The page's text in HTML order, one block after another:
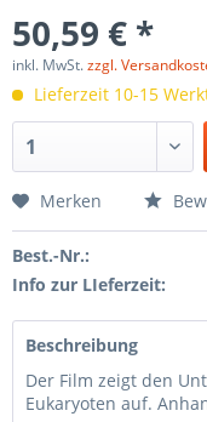
50,59 € *
inkl. MwSt.zzgl.
Lieferzeit 10-15
Merken
Best.-Nr.:
Info zur LIeferzeit:
Beschreibung
Der Film zeigt den
Eukaryoten auf.